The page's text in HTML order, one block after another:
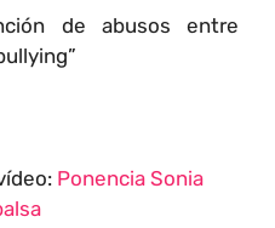
de abusos entre
Ponencia Sonia